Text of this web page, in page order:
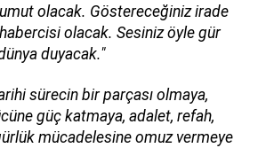
olacak. Göstereceğiniz irade
olacak. Sesiniz öyle gür
duyacak."
sürecin bir parçası olmaya,
güç katmaya, adalet, refah,
mücadelesine omuz vermeye